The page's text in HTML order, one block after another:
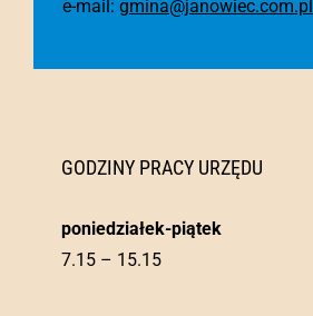
e-mail: gmina@janowiec.com.pl
GODZINY PRACY URZĘDU
poniedziałek-piątek
7.15 – 15.15